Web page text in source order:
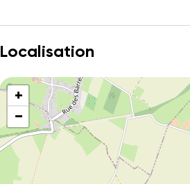
Localisation
+
−